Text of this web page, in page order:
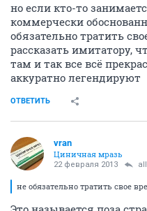
но если кто-то
коммерчески
обязательно тратить
рассказать имитатору,
там и так все всё
аккуратно легендируют
ОТВЕТИТЬ
vran
Циничная мразь
22 февраля 2013
не обязательно тратить свое